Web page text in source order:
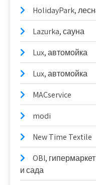
HolidayPark,
Lazurka, сауна
Lux, автомойка
Lux, автомойка
MACservice
modi
New Time Textile
OBI,
и сада